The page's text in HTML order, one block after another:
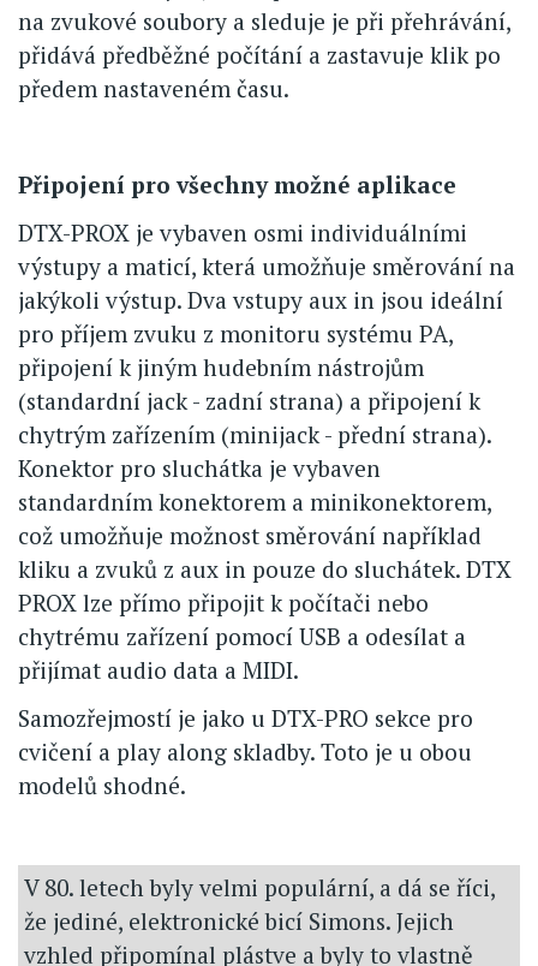
na zvukové soubory a sleduje je při přehrávání,
přidává předběžné počítání a zastavuje klik po
předem nastaveném času.
Připojení pro všechny možné aplikace
DTX-PROX je vybaven osmi individuálními
výstupy a maticí, která umožňuje směrování na
jakýkoli výstup. Dva vstupy aux in jsou ideální
pro příjem zvuku z monitoru systému PA,
připojení k jiným hudebním nástrojům
(standardní jack - zadní strana) a připojení k
chytrým zařízením (minijack - přední strana).
Konektor pro sluchátka je vybaven
standardním konektorem a minikonektorem,
což umožňuje možnost směrování například
kliku a zvuků z aux in pouze do sluchátek. DTX
PROX lze přímo připojit k počítači nebo
chytrému zařízení pomocí USB a odesílat a
přijímat audio data a MIDI.
Samozřejmostí je jako u DTX-PRO sekce pro
cvičení a play along skladby. Toto je u obou
modelů shodné.
V 80. letech byly velmi populární, a dá se říci,
že jediné, elektronické bicí Simons. Jejich
vzhled připomínal plástve a byly to vlastně